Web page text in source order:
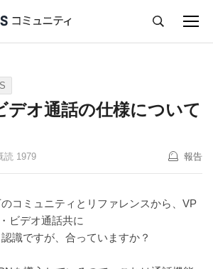
Ideas
デオ通話の仕様について
読 1979 報告
コミュニティとリファレンスから、VP
ビデオ通話共に
識ですが、合っていますか？